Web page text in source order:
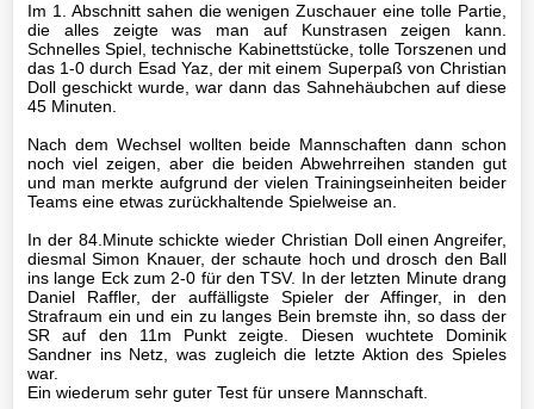
Seniorenfußball
Jugendfußball
Volleyball
Stockschützen
Gymnastik
Basketball
Im 1. Abschnitt sahen die wenigen Zuschauer eine tolle Partie,
die alles zeigte was man auf Kunstrasen zeigen kann.
Schnelles Spiel, technische Kabinettstücke, tolle Torszenen und
das 1-0 durch Esad Yaz, der mit einem Superpaß von Christian
Doll geschickt wurde, war dann das Sahnehäubchen auf diese
45 Minuten.
Nach dem Wechsel wollten beide Mannschaften dann schon
noch viel zeigen, aber die beiden Abwehrreihen standen gut
und man merkte aufgrund der vielen Trainingseinheiten beider
Teams eine etwas zurückhaltende Spielweise an.
In der 84.Minute schickte wieder Christian Doll einen Angreifer,
diesmal Simon Knauer, der schaute hoch und drosch den Ball
ins lange Eck zum 2-0 für den TSV. In der letzten Minute drang
Daniel Raffler, der auffälligste Spieler der Affinger, in den
Strafraum ein und ein zu langes Bein bremste ihn, so dass der
SR auf den 11m Punkt zeigte. Diesen wuchtete Dominik
Sandner ins Netz, was zugleich die letzte Aktion des Spieles
war.
Ein wiederum sehr guter Test für unsere Mannschaft.